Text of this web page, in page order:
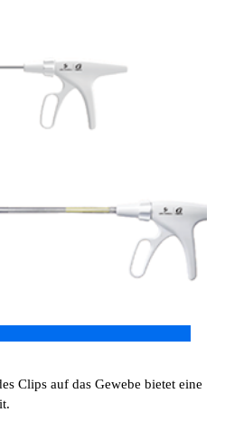
Clips auf das Gewebe bietet eine